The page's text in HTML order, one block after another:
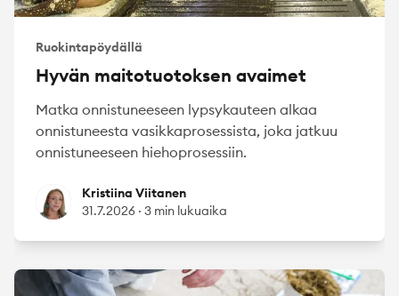
Ruokintapöydällä
Hyvän maitotuotoksen avaimet
Matka onnistuneeseen lypsykauteen alkaa
onnistuneesta vasikkaprosessista, joka jatkuu
onnistuneeseen hiehoprosessiin.
Kristiina Viitanen
Kristiina Viitanen
31.7.2026 · 3 min lukuaika